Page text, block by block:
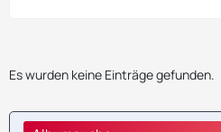
Es wurden keine Einträge gefunden.